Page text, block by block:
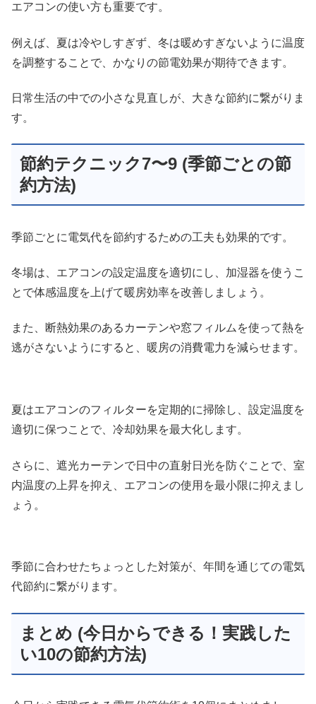
エアコンの使い方も重要です。
例えば、夏は冷やしすぎず、冬は暖めすぎないように温度
を調整することで、かなりの節電効果が期待できます。
日常生活の中での小さな見直しが、大きな節約に繋がりま
す。
節約テクニック7〜9 (季節ごとの節
約方法)
季節ごとに電気代を節約するための工夫も効果的です。
冬場は、エアコンの設定温度を適切にし、加湿器を使うこ
とで体感温度を上げて暖房効率を改善しましょう。
また、断熱効果のあるカーテンや窓フィルムを使って熱を
逃がさないようにすると、暖房の消費電力を減らせます。
夏はエアコンのフィルターを定期的に掃除し、設定温度を
適切に保つことで、冷却効果を最大化します。
さらに、遮光カーテンで日中の直射日光を防ぐことで、室
内温度の上昇を抑え、エアコンの使用を最小限に抑えまし
ょう。
季節に合わせたちょっとした対策が、年間を通じての電気
代節約に繋がります。
まとめ (今日からできる！実践した
い10の節約方法)